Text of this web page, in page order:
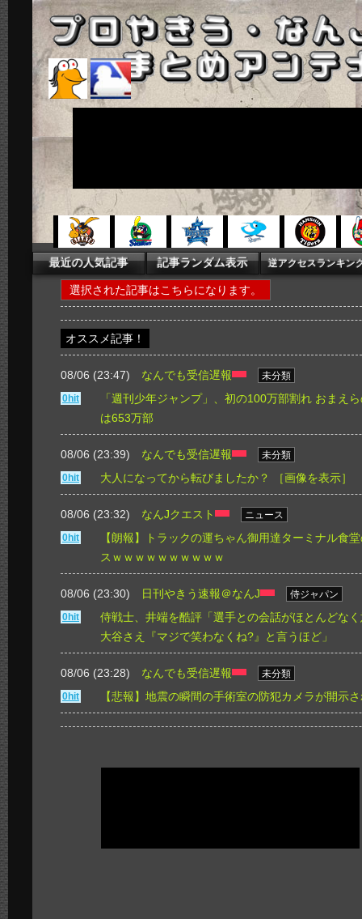
選択された記事はこちらになります。
オススメ記事！
08/06 (23:47) なんでも受信遅報
未分類
0hit
「週刊少年ジャンプ」、初の100万部割れ おまえ
は653万部
08/06 (23:39) なんでも受信遅報
未分類
0hit
大人になってから転びましたか？ ［画像を表示］
08/06 (23:32) なんJクエスト
ニュース
0hit
【朗報】トラックの運ちゃん御用達ターミナル食
スｗｗｗｗｗｗｗｗｗｗ
08/06 (23:30) 日刊やきう速報＠なんJ
侍ジャパン
0hit
侍戦士、井端を酷評「選手との会話がほとんどな
大谷さえ『マジで笑わなくね?』と言うほど」
08/06 (23:28) なんでも受信遅報
未分類
0hit
【悲報】地震の瞬間の手術室の防犯カメラが開示